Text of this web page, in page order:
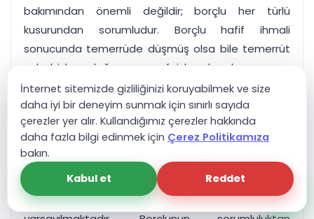
bakımından önemli değildir; borçlu her türlü
kusurundan sorumludur. Borçlu hafif ihmali
sonucunda temerrüde düşmüş olsa bile temerrüt
sebebiyle doğan ve faizle karşılanamayan
munzam zararı tazmin etmek zorunda kalır.
TBK. m. 112 hükmüyle uyumlu olarak TBK. m. 122
hükmünde de alacaklı yararına bir kusur karinesi
kabul edilmiştir. Buna göre, alacaklı borçlunun
temerrüde düşmekte kusurlu olduğunu ispatla
yükümlü değildir; borçlunun kusurlu olduğu
İnternet sitemizde gizliliğinizi koruyabilmek ve size
daha iyi bir deneyim sunmak için sınırlı sayıda
çerezler yer alır. Kullandığımız çerezler hakkında
daha fazla bilgi edinmek için Çerez Politikamıza
bakın.
Kabul et
Reddet